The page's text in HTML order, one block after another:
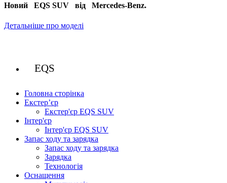
Новий EQS SUV від Mercedes-Benz.
Детальніше про моделі
EQS
Головна сторінка
Екстер’єр
Екстер'єр EQS SUV
Інтер'єр
Інтер'єр EQS SUV
Запас ходу та зарядка
Запас ходу та зарядка
Зарядка
Технологія
Оснащення